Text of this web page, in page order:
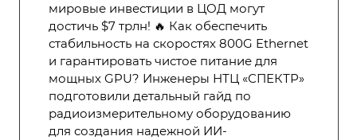
мировые инвестиции в ЦОД могут
достичь $7 трлн! 🔥 Как обеспечить
стабильность на скоростях 800G Ethernet
и гарантировать чистое питание для
мощных GPU? Инженеры НТЦ «СПЕКТР»
подготовили детальный гайд по
радиоизмерительному оборудованию
для создания надежной ИИ-